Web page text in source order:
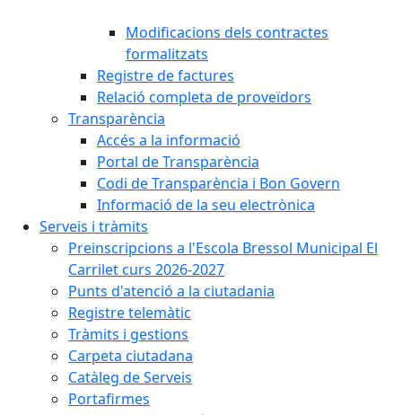
Modificacions dels contractes
formalitzats
Registre de factures
Relació completa de proveïdors
Transparència
Accés a la informació
Portal de Transparència
Codi de Transparència i Bon Govern
Informació de la seu electrònica
Serveis i tràmits
Preinscripcions a l'Escola Bressol Municipal El
Carrilet curs 2026-2027
Punts d'atenció a la ciutadania
Registre telemàtic
Tràmits i gestions
Carpeta ciutadana
Catàleg de Serveis
Portafirmes